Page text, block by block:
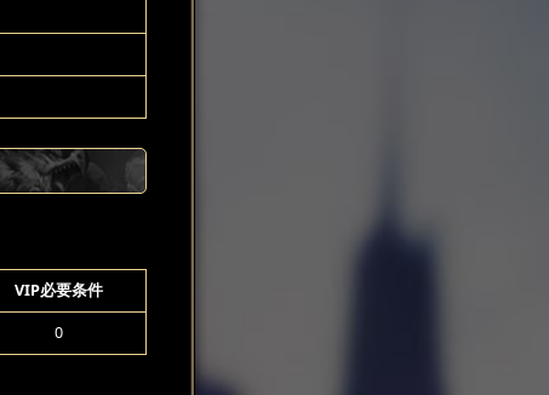
VIP必要条件
0